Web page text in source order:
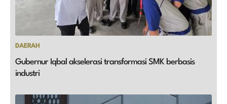
DAERAH
Gubernur Iqbal akselerasi transformasi SMK berbasis
industri